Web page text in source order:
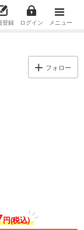
登録 ログイン メニュー
フォロー
円(税込)